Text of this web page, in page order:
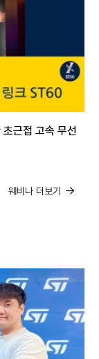
근접 고속 무선
웨비나 더보기